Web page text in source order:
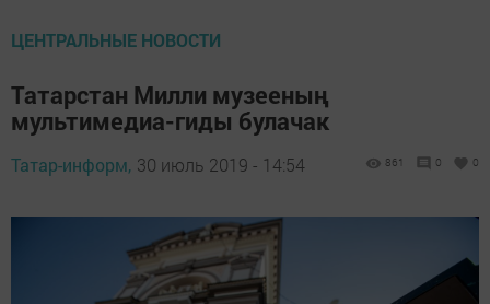
ЦЕНТРАЛЬНЫЕ НОВОСТИ
Татарстан Милли музееның
мультимедиа-гиды булачак
Татар-информ, 30 июль 2019 - 14:54 861 0 0